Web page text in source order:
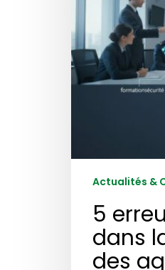
en
milieu
sensible
Actualités &
5
dans
des